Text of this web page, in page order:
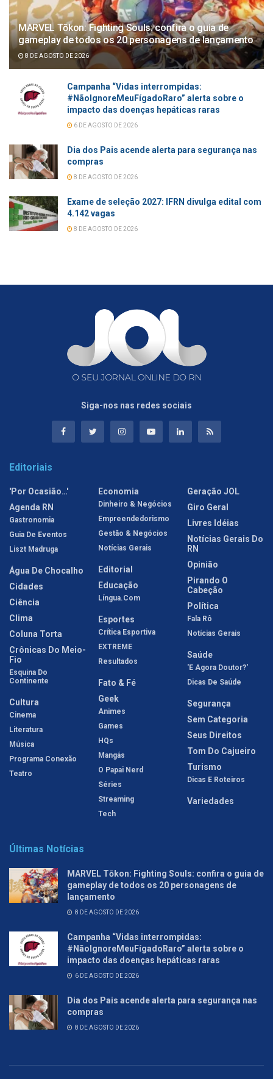
MARVEL Tōkon: Fighting Souls: confira o guia de
gameplay de todos os 20 personagens de lançamento
8 DE AGOSTO DE 2026
Campanha “Vidas interrompidas:
#NãoIgnoreMeuFígadoRaro” alerta sobre o
impacto das doenças hepáticas raras
6 DE AGOSTO DE 2026
Dia dos Pais acende alerta para segurança nas
compras
8 DE AGOSTO DE 2026
Exame de seleção 2027: IFRN divulga edital com
4.142 vagas
8 DE AGOSTO DE 2026
Siga-nos nas redes sociais
Editoriais
'Por Ocasião…'
Agenda RN
Gastronomia
Guia De Eventos
Liszt Madruga
Água De Chocalho
Cidades
Ciência
Clima
Coluna Torta
Crônicas Do Meio-
Fio
Esquina Do
Continente
Cultura
Cinema
Literatura
Música
Programa Conexão
Teatro
Economia
Dinheiro & Negócios
Empreendedorismo
Gestão & Negócios
Notícias Gerais
Editorial
Educação
Língua.com
Esportes
Crítica Esportiva
EXTREME
Resultados
Fato & Fé
Geek
Animes
Games
HQs
Mangás
O Papai Nerd
Séries
Streaming
Tech
Geração JOL
Giro Geral
Livres Idéias
Notícias Gerais Do
RN
Opinião
Pirando O
Cabeção
Política
Fala Rô
Notícias Gerais
Saúde
'E Agora Doutor?'
Dicas De Saúde
Segurança
Sem Categoria
Seus Direitos
Tom Do Cajueiro
Turismo
Dicas E Roteiros
Variedades
Últimas Notícias
MARVEL Tōkon: Fighting Souls: confira o guia de
gameplay de todos os 20 personagens de
lançamento
8 DE AGOSTO DE 2026
Campanha “Vidas interrompidas:
#NãoIgnoreMeuFígadoRaro” alerta sobre o
impacto das doenças hepáticas raras
6 DE AGOSTO DE 2026
Dia dos Pais acende alerta para segurança nas
compras
8 DE AGOSTO DE 2026